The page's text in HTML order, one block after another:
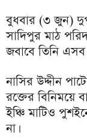
বুধবার (৩ জুন)
সাদিপুর মাঠ
জবাবে তিনি
নাসির উদ্দীন
রক্তের বিনিময়ে
ইঞ্চি মাটিও
না।